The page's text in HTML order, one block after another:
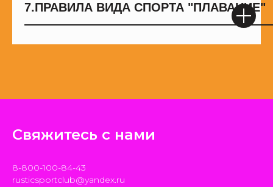
7.ПРАВИЛА ВИДА СПОРТА "ПЛАВАНИЕ"
Свяжитесь с нами
8-800-100-84-43
rusticsportclub@yandex.ru